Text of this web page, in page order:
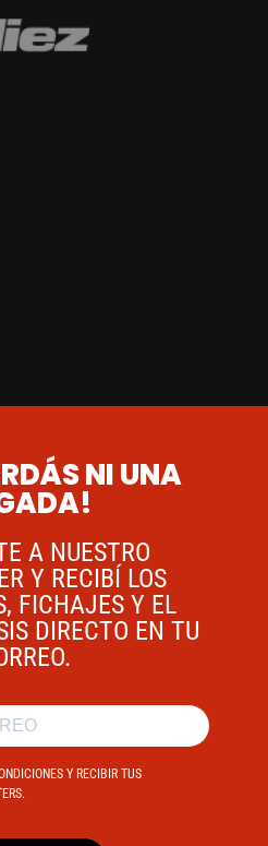
NI UNA
A NUESTRO
Y RECIBÍ LOS
FICHAJES Y EL
DIRECTO EN TU
Y RECIBIR TUS